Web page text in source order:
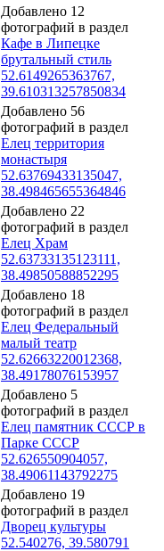
Добавлено 12
фотографий в раздел
Кафе в Липецке
брутальный стиль
52.6149265363767,
39.610313257850834
Добавлено 56
фотографий в раздел
Елец территория
монастыря
52.63769433135047,
38.498465655364846
Добавлено 22
фотографий в раздел
Елец Храм
52.63733135123111,
38.49850588852295
Добавлено 18
фотографий в раздел
Елец Федеральный
малый театр
52.62663220012368,
38.49178076153957
Добавлено 5
фотографий в раздел
Елец памятник СССР в
Парке СССР
52.626550904057,
38.49061143792275
Добавлено 19
фотографий в раздел
Дворец культуры
52.540276, 39.580791